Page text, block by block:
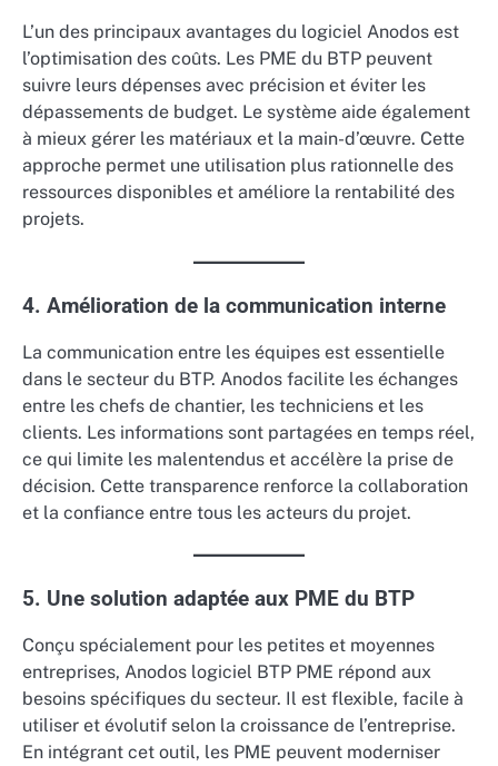
L’un des principaux avantages du logiciel Anodos est
l’optimisation des coûts. Les PME du BTP peuvent
suivre leurs dépenses avec précision et éviter les
dépassements de budget. Le système aide également
à mieux gérer les matériaux et la main-d’œuvre. Cette
approche permet une utilisation plus rationnelle des
ressources disponibles et améliore la rentabilité des
projets.
4. Amélioration de la communication interne
La communication entre les équipes est essentielle
dans le secteur du BTP. Anodos facilite les échanges
entre les chefs de chantier, les techniciens et les
clients. Les informations sont partagées en temps réel,
ce qui limite les malentendus et accélère la prise de
décision. Cette transparence renforce la collaboration
et la confiance entre tous les acteurs du projet.
5. Une solution adaptée aux PME du BTP
Conçu spécialement pour les petites et moyennes
entreprises, Anodos logiciel BTP PME répond aux
besoins spécifiques du secteur. Il est flexible, facile à
utiliser et évolutif selon la croissance de l’entreprise.
En intégrant cet outil, les PME peuvent moderniser